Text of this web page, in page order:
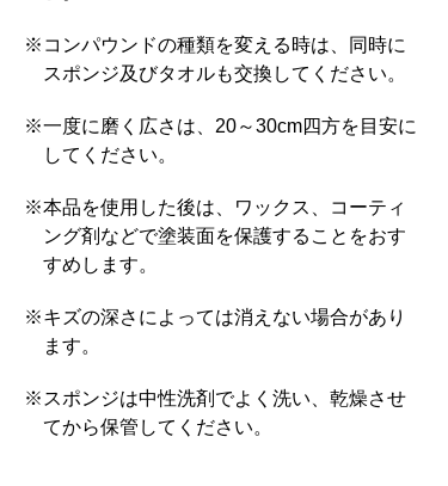
※コンパウンドの種類を変える時は、同時に
スポンジ及びタオルも交換してください。
※一度に磨く広さは、20～30cm四方を目安に
してください。
※本品を使用した後は、ワックス、コーティ
ング剤などで塗装面を保護することをおす
すめします。
※キズの深さによっては消えない場合があり
ます。
※スポンジは中性洗剤でよく洗い、乾燥させ
てから保管してください。